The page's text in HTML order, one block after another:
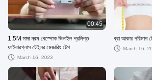
00:45
1.5M সাদা নরম বেস্পোক ভিনাইল প্রলিপ্ত
ফাইবারগ্লাস টেইলর মেজারিং টেপ
March 16, 2023
ব্রা আকার পরিমাপ
March 16,